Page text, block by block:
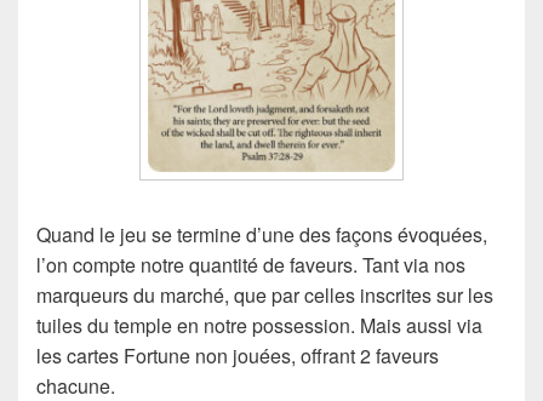
Quand le jeu se termine d’une des façons évoquées,
l’on compte notre quantité de faveurs. Tant via nos
marqueurs du marché, que par celles inscrites sur les
tuiles du temple en notre possession. Mais aussi via
les cartes Fortune non jouées, offrant 2 faveurs
chacune.